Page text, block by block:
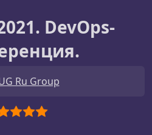
DevOps-
Ru Group